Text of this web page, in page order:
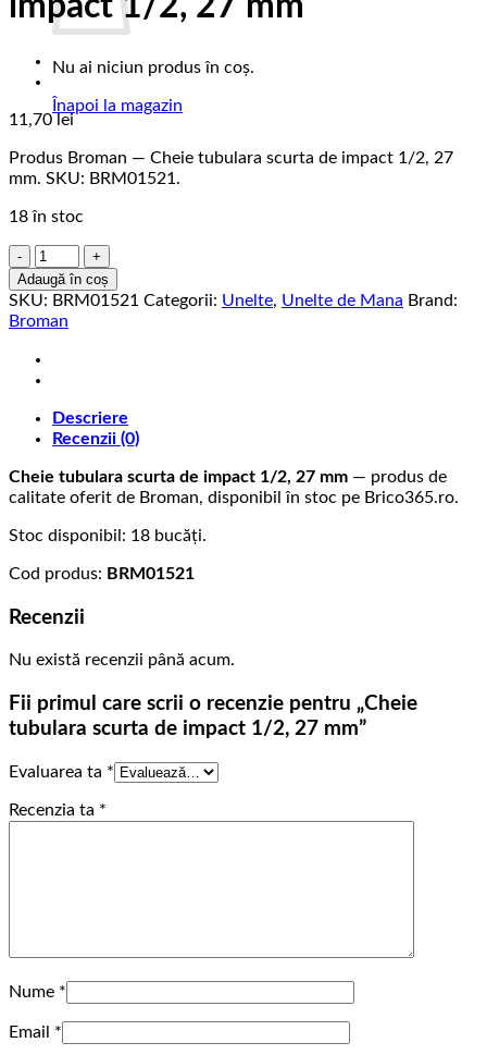
Nu ai niciun produs în coș.
Înapoi la magazin
impact 1/2, 27 mm
11,70 lei
Produs Broman — Cheie tubulara scurta de impact 1/2, 27
mm. SKU: BRM01521.
18 în stoc
Cantitate
Cheie
tubulara
scurta
impact
1/2,
mm
Adaugă în coș
SKU: BRM01521 Categorii: Unelte, Unelte de Mana Brand:
Broman
Descriere
Recenzii (0)
Cheie tubulara scurta de impact 1/2, 27 mm — produs de
calitate oferit de Broman, disponibil în stoc pe Brico365.ro.
Stoc disponibil: 18 bucăți.
Cod produs: BRM01521
Recenzii
Nu există recenzii până acum.
Fii primul care scrii o recenzie pentru „Cheie
tubulara scurta de impact 1/2, 27 mm”
Evaluarea ta *
Recenzia ta *
Nume *
Email *